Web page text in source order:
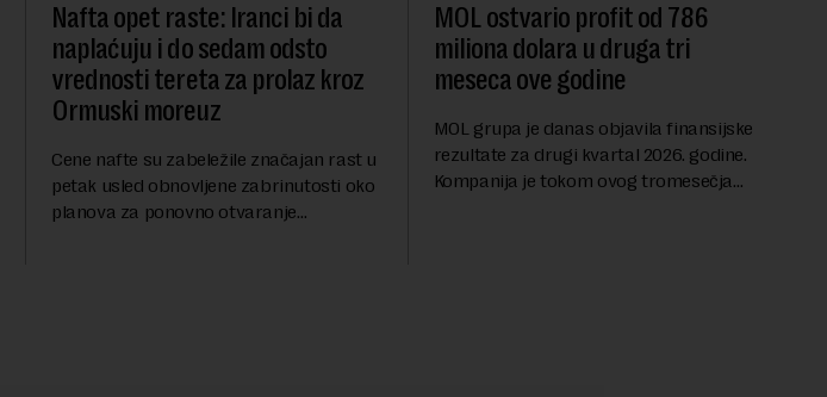
Nafta opet raste: Iranci bi da
naplaćuju i do sedam odsto
vrednosti tereta za prolaz kroz
Ormuski moreuz
Cene nafte su zabeležile značajan rast u
petak usled obnovljene zabrinutosti oko
planova za ponovno otvaranje
MOL ostvario profit od 786
miliona dolara u druga tri
meseca ove godine
MOL grupa je danas objavila finansijske
rezultate za drugi kvartal 2026. godine.
Kompanija je tokom ovog tromesečja